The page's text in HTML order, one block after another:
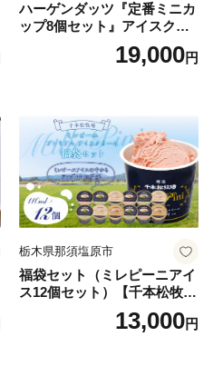
ハーゲンダッツ『定番ミニカ
ップ8個セット』アイスクリ
ーム アイス スイーツ デザー
19,000円
栃木県那須塩原市
福袋セット（ミレピーニアイ
ス12個セット）【千本松牧
場】 ns025-014-12 【デザー
ト 詰め合わせ ギフト】
13,000円